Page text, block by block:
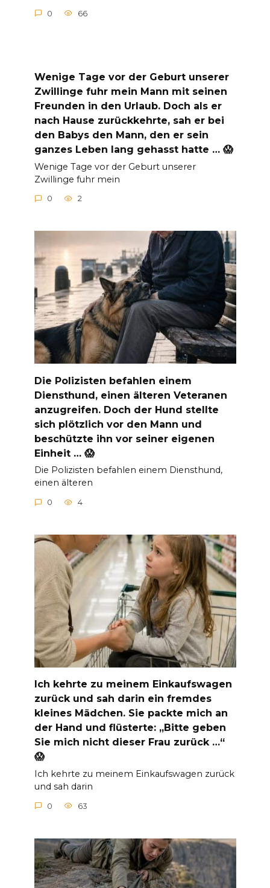
0 66
Wenige Tage vor der Geburt unserer
Zwillinge fuhr mein Mann mit seinen
Freunden in den Urlaub. Doch als er
nach Hause zurückkehrte, sah er bei
den Babys den Mann, den er sein
ganzes Leben lang gehasst hatte … 😱
Wenige Tage vor der Geburt unserer
Zwillinge fuhr mein
0 2
Die Polizisten befahlen einem
Diensthund, einen älteren Veteranen
anzugreifen. Doch der Hund stellte
sich plötzlich vor den Mann und
beschützte ihn vor seiner eigenen
Einheit … 😱
Die Polizisten befahlen einem Diensthund,
einen älteren
0 4
Ich kehrte zu meinem Einkaufswagen
zurück und sah darin ein fremdes
kleines Mädchen. Sie packte mich an
der Hand und flüsterte: „Bitte geben
Sie mich nicht dieser Frau zurück …“
😱
Ich kehrte zu meinem Einkaufswagen zurück
und sah darin
0 63